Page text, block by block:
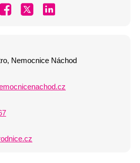
Nemocnice Náchod